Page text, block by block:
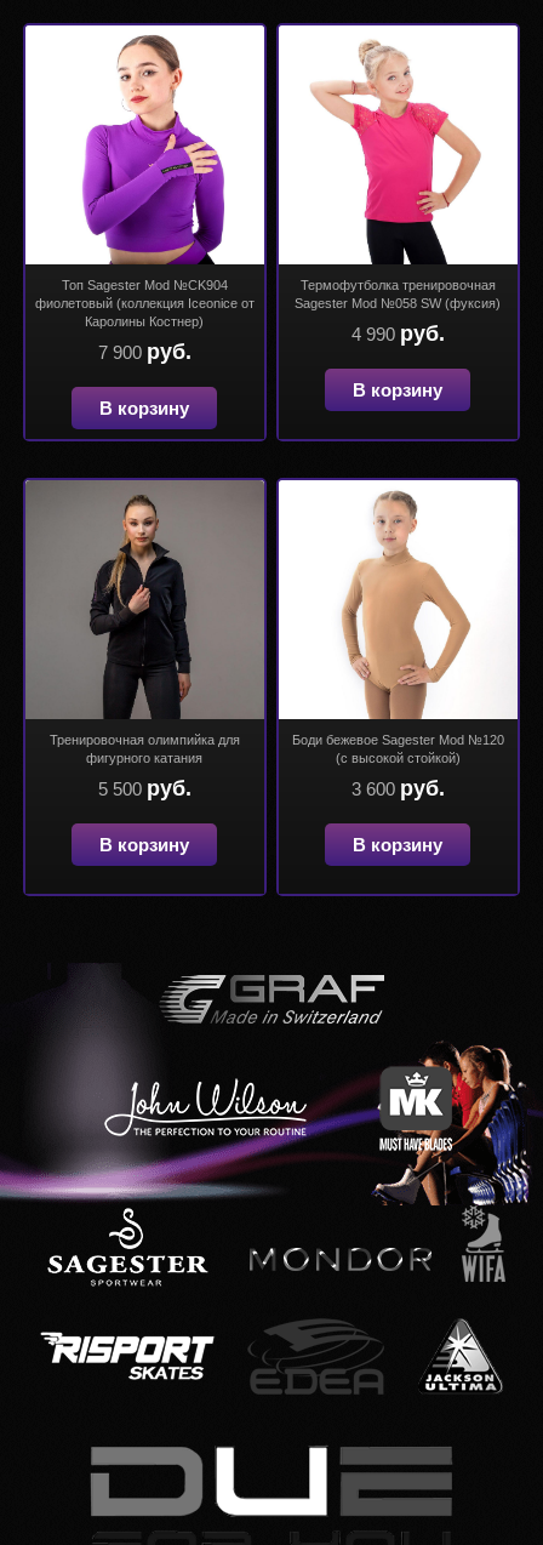
Топ Sagester Mod №CK904
фиолетовый (коллекция Iceonice от
Каролины Костнер)
7 900 руб.
В корзину
Термофутболка тренировочная
Sagester Mod №058 SW (фуксия)
4 990 руб.
В корзину
Тренировочная олимпийка для
фигурного катания
5 500 руб.
В корзину
Боди бежевое Sagester Mod №120
(с высокой стойкой)
3 600 руб.
В корзину